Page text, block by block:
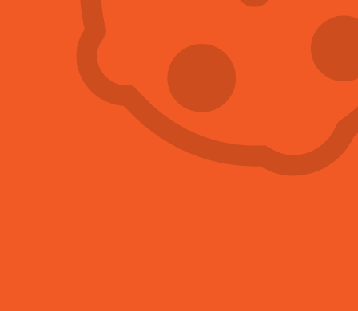
Hubení potkanů
Více informací